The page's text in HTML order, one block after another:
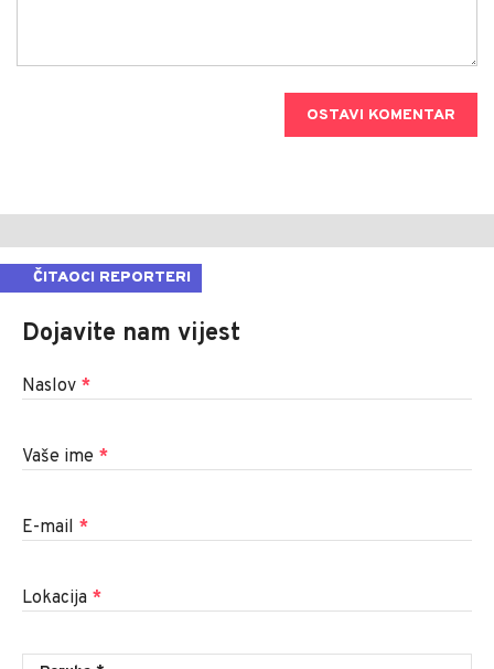
OSTAVI KOMENTAR
ČITAOCI REPORTERI
Dojavite nam vijest
Naslov *
Vaše ime *
E-mail *
Lokacija *